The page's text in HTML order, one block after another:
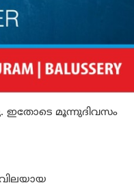
ഇതോടെ മൂന്നുദിവസം